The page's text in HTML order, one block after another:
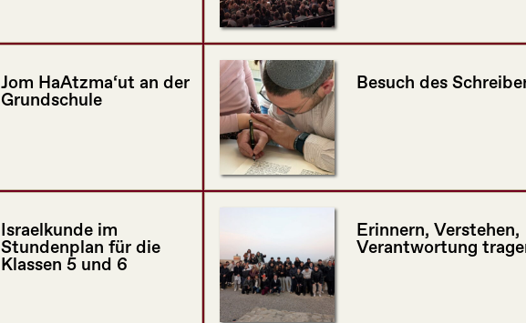
Jom HaAtzma‘ut an der
Grundschule
Besuch des
Israelkunde im
Stundenplan für die
Klassen 5 und 6
Erinnern, Verstehen,
Verantwortung